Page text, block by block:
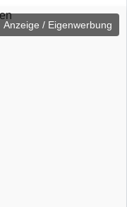
Anzeige / Eigenwerbung